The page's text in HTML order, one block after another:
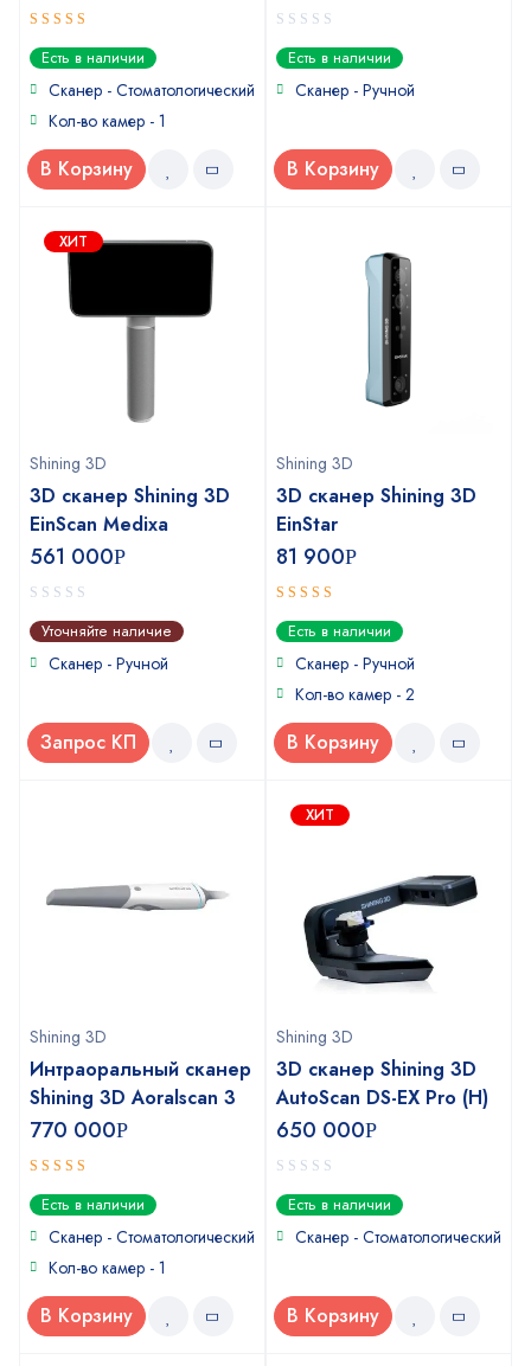
5out of 5
Есть в наличии
Сканер - Стоматологический
Кол-во камер - 1
В Корзину
0
out
of
Есть в наличии
Сканер - Ручной
В Корзину
ХИТ
Shining 3D
3D сканер Shining 3D
EinScan Medixa
561 000Р
0
out
of
Уточняйте наличие
Сканер - Ручной
Запрос КП
Shining 3D
3D сканер Shining 3D
EinStar
81 900Р
5out of 5
Есть в наличии
Сканер - Ручной
Кол-во камер - 2
В Корзину
Shining 3D
Интраоральный сканер
Shining 3D Aoralscan 3
770 000Р
5out of 5
Есть в наличии
Сканер - Стоматологический
Кол-во камер - 1
В Корзину
ХИТ
Shining 3D
3D сканер Shining 3D
AutoScan DS-EX Pro (H)
650 000Р
0
out
of
Есть в наличии
Сканер - Стоматологический
В Корзину